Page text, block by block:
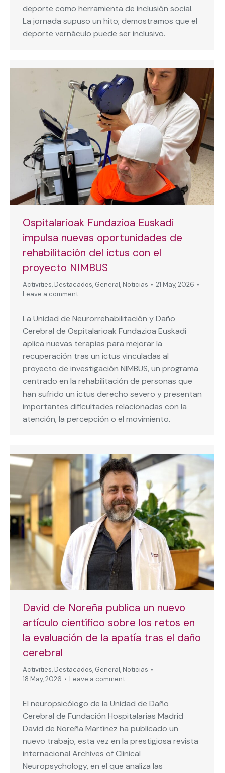
deporte como herramienta de inclusión social.
La jornada supuso un hito; demostramos que el
deporte vernáculo puede ser inclusivo.
Ospitalarioak Fundazioa Euskadi
impulsa nuevas oportunidades de
rehabilitación del ictus con el
proyecto NIMBUS
Activities, Destacados, General, Noticias
21 May, 2026
Leave a comment
La Unidad de Neurorrehabilitación y Daño
Cerebral de Ospitalarioak Fundazioa Euskadi
aplica nuevas terapias para mejorar la
recuperación tras un ictus vinculadas al
proyecto de investigación NIMBUS, un programa
centrado en la rehabilitación de personas que
han sufrido un ictus derecho severo y presentan
importantes dificultades relacionadas con la
atención, la percepción o el movimiento.
David de Noreña publica un nuevo
artículo científico sobre los retos en
la evaluación de la apatía tras el daño
cerebral
Activities, Destacados, General, Noticias
18 May, 2026
Leave a comment
El neuropsicólogo de la Unidad de Daño
Cerebral de Fundación Hospitalarias Madrid
David de Noreña Martínez ha publicado un
nuevo trabajo, esta vez en la prestigiosa revista
internacional Archives of Clinical
Neuropsychology, en el que analiza las